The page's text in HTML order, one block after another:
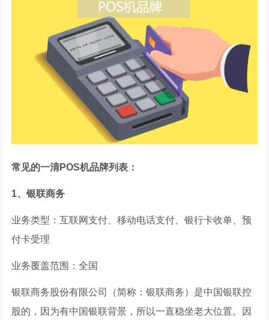
常见的一清POS机品牌列表：
1、银联商务
业务类型：互联网支付、移动电话支付、银行卡收单、预
付卡受理
业务覆盖范围：全国
银联商务股份有限公司（简称：银联商务）是中国银联控
股的，因为有中国银联背景，所以一直稳坐老大位置。因